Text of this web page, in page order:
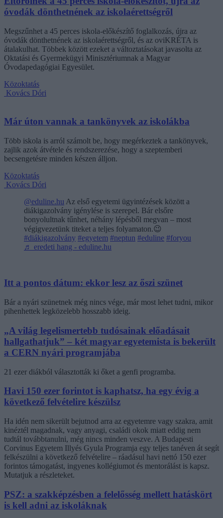
óvodák dönthetnének az iskolaérettségről
Megszűnhet a 45 perces iskola-előkészítő foglalkozás, újra az
óvodák dönthetnének az iskolaérettségről, és az oviKRÉTA is
átalakulhat. Többek között ezeket a változtatásokat javasolta az
Oktatási és Gyermekügyi Minisztériumnak a Magyar
Óvodapedagógiai Egyesület.
Közoktatás
Kovács Dóri
Már úton vannak a tankönyvek az iskolákba
Több iskola is arról számolt be, hogy megérkeztek a tankönyvek,
zajlik azok átvétele és rendszerezése, hogy a szeptemberi
becsengetésre minden készen álljon.
Közoktatás
Kovács Dóri
@eduline.hu Az első egyetemi ügyintézések között a
diákigazolvány igénylése is szerepel. Bár elsőre
bonyolultnak tűnhet, néhány lépésből megvan – most
végigvezetünk titeket a teljes folyamaton.😉
#diákigazolvány #egyetem #neptun #eduline #foryou
♬ eredeti hang - eduline.hu
Itt a pontos dátum: ekkor lesz az őszi szünet
Bár a nyári szünetnek még nincs vége, már most lehet tudni, mikor
pihenhettek legközelebb hosszabb ideig.
„A világ legelismertebb tudósainak előadásait
hallgathatjuk” – két magyar egyetemista is bekerült
a CERN nyári programjába
21 ezer diákból választották ki őket a genfi programba.
Havi 150 ezer forintot is kaphatsz, ha egy évig a
következő felvételire készülsz
Ha idén nem sikerült bejutnod arra az egyetemre vagy szakra, amit
kinéztél magadnak, vagy anyagi, családi okok miatt eddig nem
tudtál továbbtanulni, még nincs minden veszve. A Budapesti
Corvinus Egyetem Illyés Gyula Programja egy teljes tanéven át segít
felkészülni a következő felvételire – ráadásul havi nettó 150 ezer
forintos támogatást, ingyenes kollégiumot és mentorálást is kapsz.
Mutatjuk a részleteket.
PSZ: a szakképzésben a felelősség mellett hatáskört
is kell adni az iskoláknak